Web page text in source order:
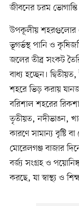
জীবনের চরম
উপকূলীয় শহরগুলোর
ভূগর্ভস্থ পানি ও
জলের তীব্র সংকট
বাধ্য হচ্ছেন।
শহরে ভিড় করায়
বরিশাল শহরের
তৃতীয়ত, নদীভাঙন,
কারণে সামান্য বৃষ্টি
মোরেলগঞ্জ বাজার
বর্জ্য সংগ্রহ ও
করছে, যা স্বাস্থ্য ও